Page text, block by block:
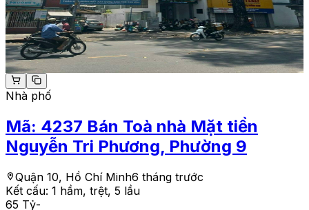
Nhà phố
Mã: 4237 Bán Toà nhà Mặt tiền
Nguyễn Tri Phương, Phường 9
Quận 10, Hồ Chí Minh6 tháng trước
Kết cấu: 1 hầm, trệt, 5 lầu
65 Tỷ-